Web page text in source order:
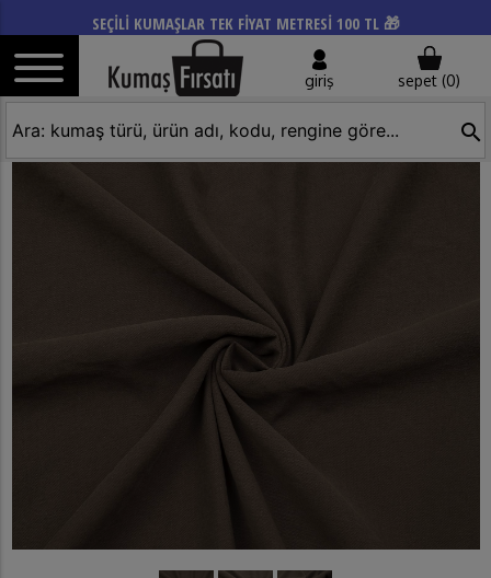
SEÇİLİ KUMAŞLAR TEK FİYAT METRESİ 100 TL 🎁
giriş sepet (0)
search